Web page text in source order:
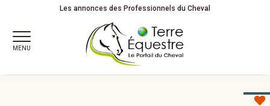
équestresLes annonces des Professionnels du Cheval
MENU